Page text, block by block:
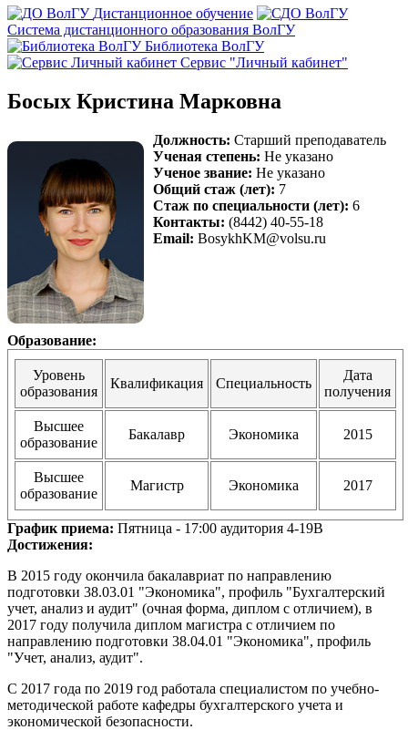
Дистанционное обучение
Система дистанционного образования ВолГУ
Библиотека ВолГУ
Сервис "Личный кабинет"
Босых Кристина Марковна
Должность: Старший преподаватель
Ученая степень: Не указано
Ученое звание: Не указано
Общий стаж (лет): 7
Стаж по специальности (лет): 6
Контакты: (8442) 40-55-18
Email: BosykhKM@volsu.ru
Образование:
Уровень
образования
Квалификация Специальность
Дата
получения
Высшее
образование
Бакалавр Экономика 2015
Высшее
образование
Магистр Экономика 2017
График приема: Пятница - 17:00 аудитория 4-19В
Достижения:
В 2015 году окончила бакалавриат по направлению
подготовки 38.03.01 "Экономика", профиль "Бухгалтерский
учет, анализ и аудит" (очная форма, диплом с отличием), в
2017 году получила диплом магистра с отличием по
направлению подготовки 38.04.01 "Экономика", профиль
"Учет, анализ, аудит".
С 2017 года по 2019 год работала специалистом по учебно-
методической работе кафедры бухгалтерского учета и
экономической безопасности.